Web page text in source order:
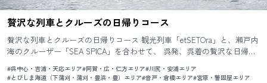
贅沢な列車とクルーズの日帰りコース
贅沢な列車とクルーズの日帰りコース 観光列車「etSETOra」と、瀬戸内
海のクルーザー「SEA SPICA」を合わせて、 呉発、呉着の贅沢な日帰り
#呉中心・吉浦・天応エリア#阿賀・広・仁方エリア#川尻・安浦エリア
#とびしま海道（下蒲刈・蒲刈・豊浜・豊）エリア#音戸・倉橋エリア#宮原・警固屋エリア